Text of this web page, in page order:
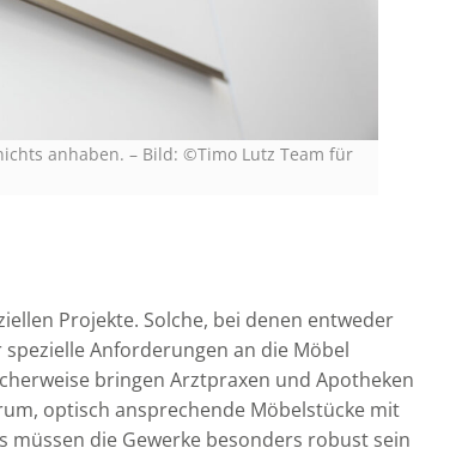
anhaben. – Bild: ©Timo Lutz Team für
Projekte. Solche, bei denen entweder
Anforderungen an die Möbel
bringen Arztpraxen und Apotheken
optisch ansprechende Möbelstücke mit
die Gewerke besonders robust sein